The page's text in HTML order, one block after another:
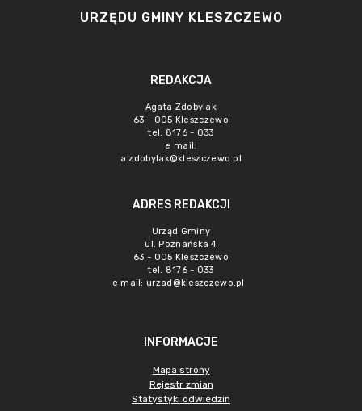
URZĘDU GMINY KLESZCZEWO
REDAKCJA
Agata Zdobylak
63 - 005 Kleszczewo
tel. 8176 - 033
e mail:
a.zdobylak@kleszczewo.pl
ADRES REDAKCJI
Urząd Gminy
ul. Poznańska 4
63 - 005 Kleszczewo
tel. 8176 - 033
e mail: urzad@kleszczewo.pl
INFORMACJE
Mapa strony
Rejestr zmian
Statystyki odwiedzin